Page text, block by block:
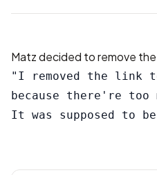
Matz decided to remove
"I removed the link
because there're